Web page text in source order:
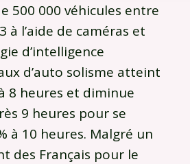
500 000 véhicules entre
à l’aide de caméras et
d’intelligence
d’auto solisme atteint
8 heures et diminue
9 heures pour se
à 10 heures. Malgré un
des Français pour le